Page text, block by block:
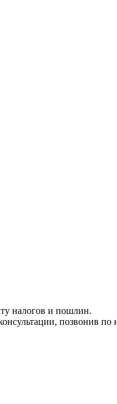
налогов и пошлин.
позвонив по